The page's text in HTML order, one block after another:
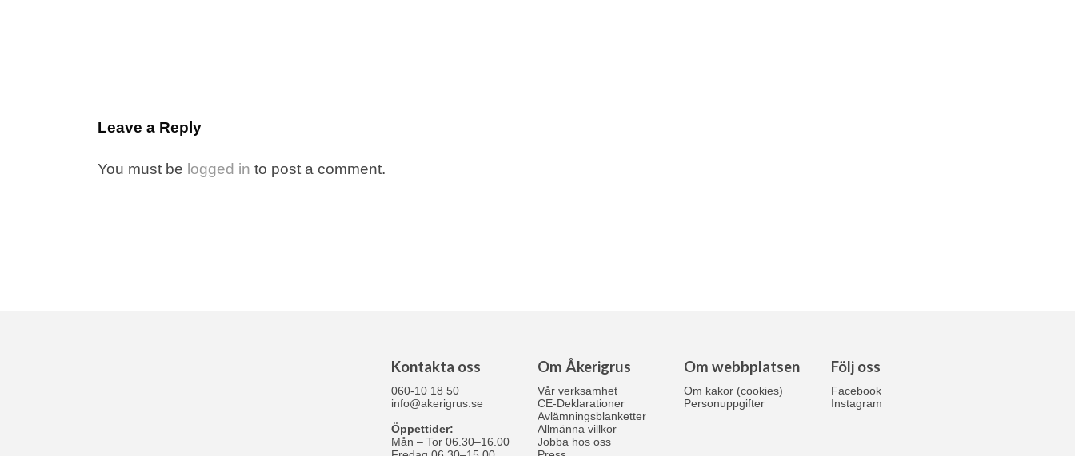
Leave a Reply
You must be logged in to post a comment.
Kontakta oss
060-10 18 50
info@akerigrus.se
Öppettider:
Mån – Tor 06.30–16.00
Om Åkerigrus
Vår verksamhet
CE-Deklarationer
Avlämningsblanketter
Allmänna villkor
Jobba hos oss
Om webbplatsen
Om kakor (cookies)
Personuppgifter
Följ oss
Facebook
Instagram